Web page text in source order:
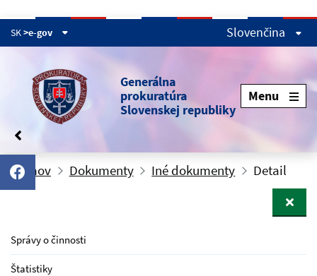
SK>e-gov Slovenčina
Generálna
prokuratúra
Slovenskej republiky
Menu
Domov Dokumenty Iné dokumenty Detail
Správy o činnosti
Štatistiky